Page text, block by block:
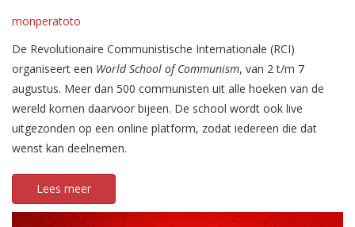
monperatoto
De Revolutionaire Communistische Internationale (RCI)
organiseert een World School of Communism, van 2 t/m 7
augustus. Meer dan 500 communisten uit alle hoeken van de
wereld komen daarvoor bijeen. De school wordt ook live
uitgezonden op een online platform, zodat iedereen die dat
wenst kan deelnemen.
Lees meer